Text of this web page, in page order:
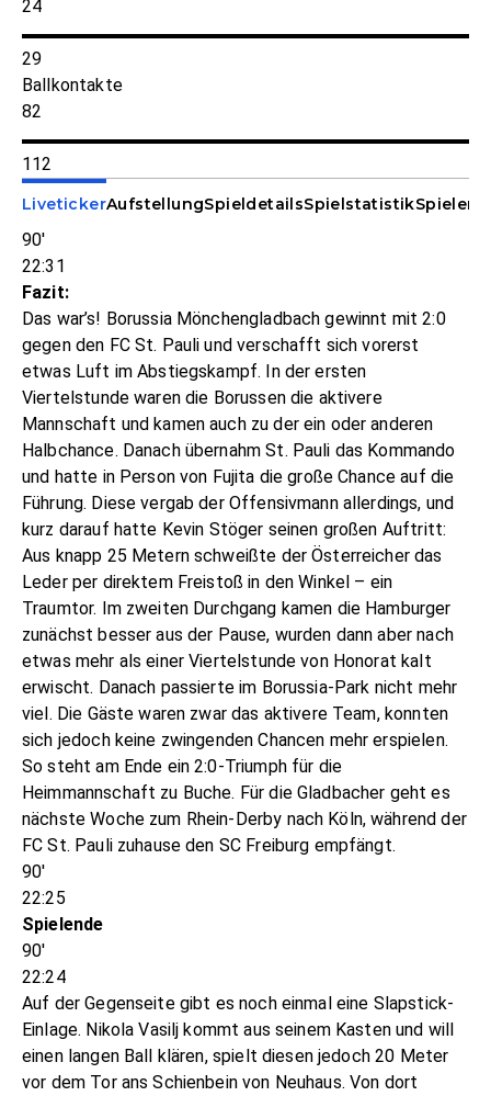
24
29
Ballkontakte
82
112
LivetickerAufstellungSpieldetailsSpielstatistikSpieler-
90'
22:31
Fazit:
Das war’s! Borussia Mönchengladbach gewinnt mit 2:0
gegen den FC St. Pauli und verschafft sich vorerst
etwas Luft im Abstiegskampf. In der ersten
Viertelstunde waren die Borussen die aktivere
Mannschaft und kamen auch zu der ein oder anderen
Halbchance. Danach übernahm St. Pauli das Kommando
und hatte in Person von Fujita die große Chance auf die
Führung. Diese vergab der Offensivmann allerdings, und
kurz darauf hatte Kevin Stöger seinen großen Auftritt:
Aus knapp 25 Metern schweißte der Österreicher das
Leder per direktem Freistoß in den Winkel – ein
Traumtor. Im zweiten Durchgang kamen die Hamburger
zunächst besser aus der Pause, wurden dann aber nach
etwas mehr als einer Viertelstunde von Honorat kalt
erwischt. Danach passierte im Borussia-Park nicht mehr
viel. Die Gäste waren zwar das aktivere Team, konnten
sich jedoch keine zwingenden Chancen mehr erspielen.
So steht am Ende ein 2:0-Triumph für die
Heimmannschaft zu Buche. Für die Gladbacher geht es
nächste Woche zum Rhein-Derby nach Köln, während der
FC St. Pauli zuhause den SC Freiburg empfängt.
90'
22:25
Spielende
90'
22:24
Auf der Gegenseite gibt es noch einmal eine Slapstick-
Einlage. Nikola Vasilj kommt aus seinem Kasten und will
einen langen Ball klären, spielt diesen jedoch 20 Meter
vor dem Tor ans Schienbein von Neuhaus. Von dort